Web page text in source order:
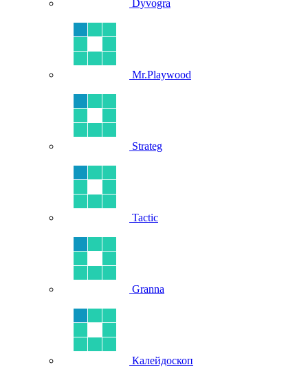
Dyvogra
Mr.Playwood
Strateg
Tactic
Granna
Калейдоскоп